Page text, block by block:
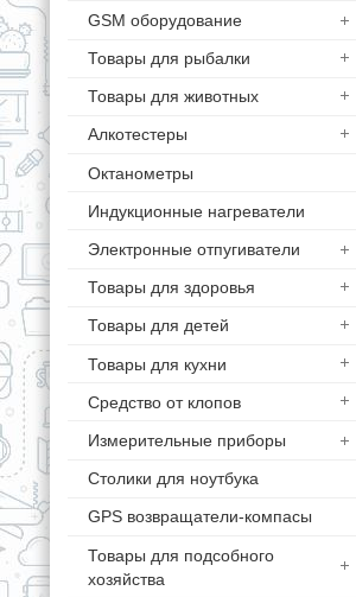
GSM оборудование
Товары для рыбалки
Товары для животных
Алкотестеры
Октанометры
Индукционные нагреватели
Электронные отпугиватели
Товары для здоровья
Товары для детей
Товары для кухни
Средство от клопов
Измерительные приборы
Столики для ноутбука
GPS возвращатели-компасы
Товары для подсобного
хозяйства